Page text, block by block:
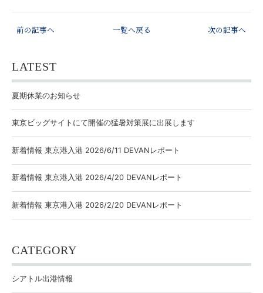
前の記事へ 次の記事へ
一覧へ戻る
LATEST
夏期休業のお知らせ
東京ビッグサイトにて開催の猛暑対策展に出展します
新着情報 東京港入港 2026/6/11 DEVANレポート
新着情報 東京港入港 2026/4/20 DEVANレポート
新着情報 東京港入港 2026/2/20 DEVANレポート
CATEGORY
シアトル出港情報